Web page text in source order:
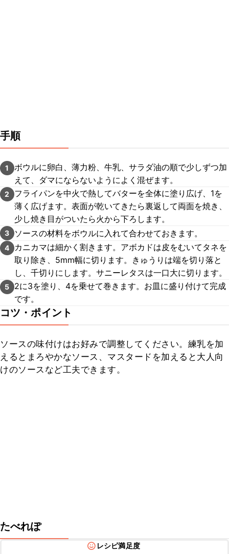
手順
1
ボウルに卵白、薄力粉、牛乳、サラダ油の順で少しずつ加
えて、ダマにならないようによく混ぜます。
2
フライパンを中火で熱してバターを全体に塗り広げ、1を
薄く広げます。表面が乾いてきたら裏返して両面を焼き、
少し焼き目がついたら火から下ろします。
3 ソースの材料をボウルに入れて合わせておきます。
4
カニカマは細かく割きます。アボカドは皮をむいてタネを
取り除き、5mm幅に切ります。きゅうりは端を切り落と
し、千切りにします。サニーレタスは一口大に切ります。
5
2に3を塗り、4を乗せて巻きます。お皿に盛り付けて完成
です。
コツ・ポイント
ソースの味付けはお好みで調整してください。練乳を加
えるとまろやかなソース、マスタードを加えると大人向
けのソースなど工夫できます。
たべれぽ
レシピ満足度